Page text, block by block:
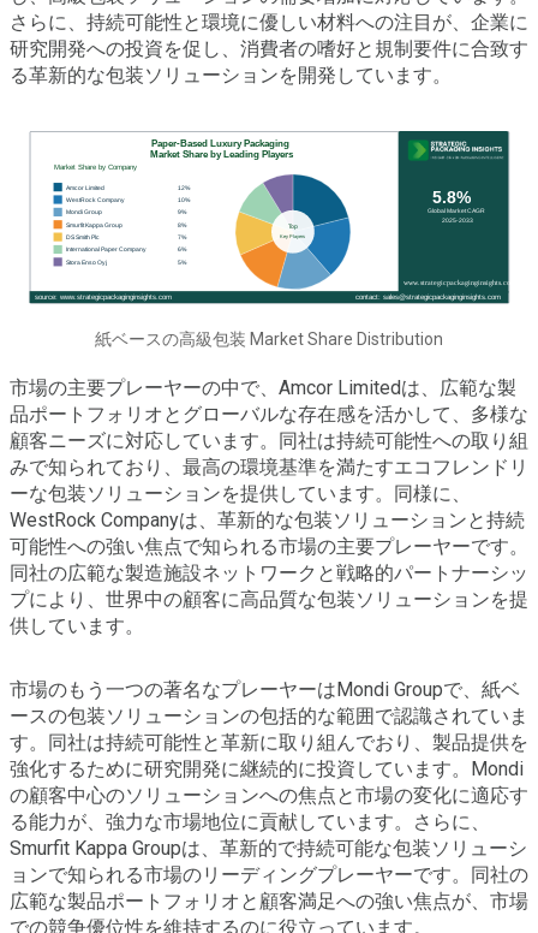
さらに、持続可能性と環境に優しい材料への注目が、企業に
研究開発への投資を促し、消費者の嗜好と規制要件に合致す
る革新的な包装ソリューションを開発しています。
紙ベースの高級包装 Market Share Distribution
市場の主要プレーヤーの中で、Amcor Limitedは、広範な製
品ポートフォリオとグローバルな存在感を活かして、多様な
顧客ニーズに対応しています。同社は持続可能性への取り組
みで知られており、最高の環境基準を満たすエコフレンドリ
ーな包装ソリューションを提供しています。同様に、
WestRock Companyは、革新的な包装ソリューションと持続
可能性への強い焦点で知られる市場の主要プレーヤーです。
同社の広範な製造施設ネットワークと戦略的パートナーシッ
プにより、世界中の顧客に高品質な包装ソリューションを提
供しています。
市場のもう一つの著名なプレーヤーはMondi Groupで、紙ベ
ースの包装ソリューションの包括的な範囲で認識されていま
す。同社は持続可能性と革新に取り組んでおり、製品提供を
強化するために研究開発に継続的に投資しています。Mondi
の顧客中心のソリューションへの焦点と市場の変化に適応す
る能力が、強力な市場地位に貢献しています。さらに、
Smurfit Kappa Groupは、革新的で持続可能な包装ソリューシ
ョンで知られる市場のリーディングプレーヤーです。同社の
広範な製品ポートフォリオと顧客満足への強い焦点が、市場
での競争優位性を維持するのに役立っています。